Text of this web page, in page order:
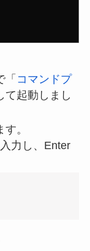
「 コマンドプ
て起動しまし
。
力し、Enter